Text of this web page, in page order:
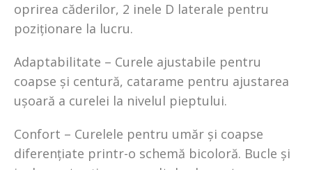
oprirea căderilor, 2 inele D laterale pentru
poziționare la lucru.
Adaptabilitate – Curele ajustabile pentru
coapse și centură, catarame pentru ajustarea
ușoară a curelei la nivelul pieptului.
Confort – Curelele pentru umăr și coapse
diferențiate printr-o schemă bicoloră. Bucle și